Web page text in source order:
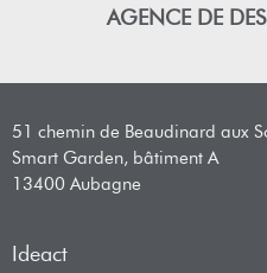
AGENCE DE
51 chemin de Beaudinard aux
Smart Garden, bâtiment A
13400 Aubagne
Ideact